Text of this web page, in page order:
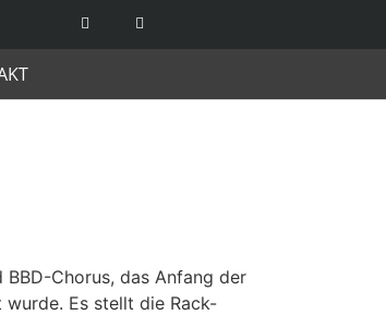
Chorus, das Anfang der
Es stellt die Rack-